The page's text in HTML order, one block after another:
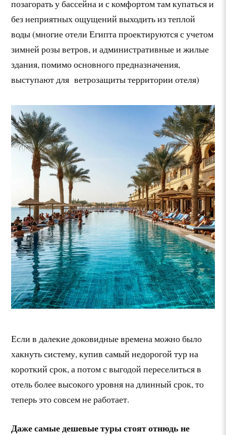
позагорать у бассейна и с комфортом там купаться и
без неприятных ощущений выходить из теплой
воды (многие отели Египта проектируются с учетом
зимней розы ветров, и административные и жилые
здания, помимо основного предназначения,
выступают для ветрозащиты территории отеля)
Если в далекие доковидные времена можно было
хакнуть систему, купив самый недорогой тур на
короткий срок, а потом с выгодой переселиться в
отель более высокого уровня на длинный срок, то
теперь это совсем не работает.
Даже самые дешевые туры стоят отнюдь не